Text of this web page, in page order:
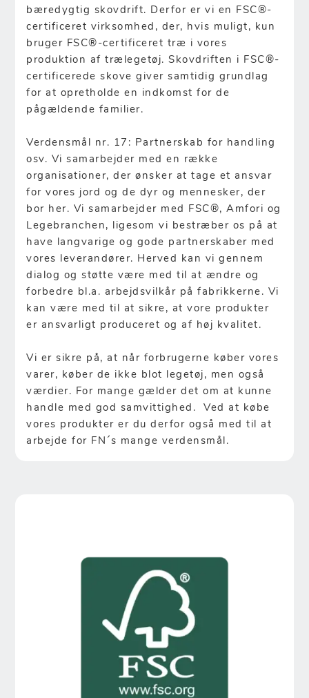
bæredygtig skovdrift. Derfor er vi en FSC®-
certificeret virksomhed, der, hvis muligt, kun
bruger FSC®-certificeret træ i vores
produktion af trælegetøj. Skovdriften i FSC®-
certificerede skove giver samtidig grundlag
for at opretholde en indkomst for de
pågældende familier.
Verdensmål nr. 17: Partnerskab for handling
osv. Vi samarbejder med en række
organisationer, der ønsker at tage et ansvar
for vores jord og de dyr og mennesker, der
bor her. Vi samarbejder med FSC®, Amfori og
Legebranchen, ligesom vi bestræber os på at
have langvarige og gode partnerskaber med
vores leverandører. Herved kan vi gennem
dialog og støtte være med til at ændre og
forbedre bl.a. arbejdsvilkår på fabrikkerne. Vi
kan være med til at sikre, at vore produkter
er ansvarligt produceret og af høj kvalitet.
Vi er sikre på, at når forbrugerne køber vores
varer, køber de ikke blot legetøj, men også
værdier. For mange gælder det om at kunne
handle med god samvittighed. Ved at købe
vores produkter er du derfor også med til at
arbejde for FN´s mange verdensmål.